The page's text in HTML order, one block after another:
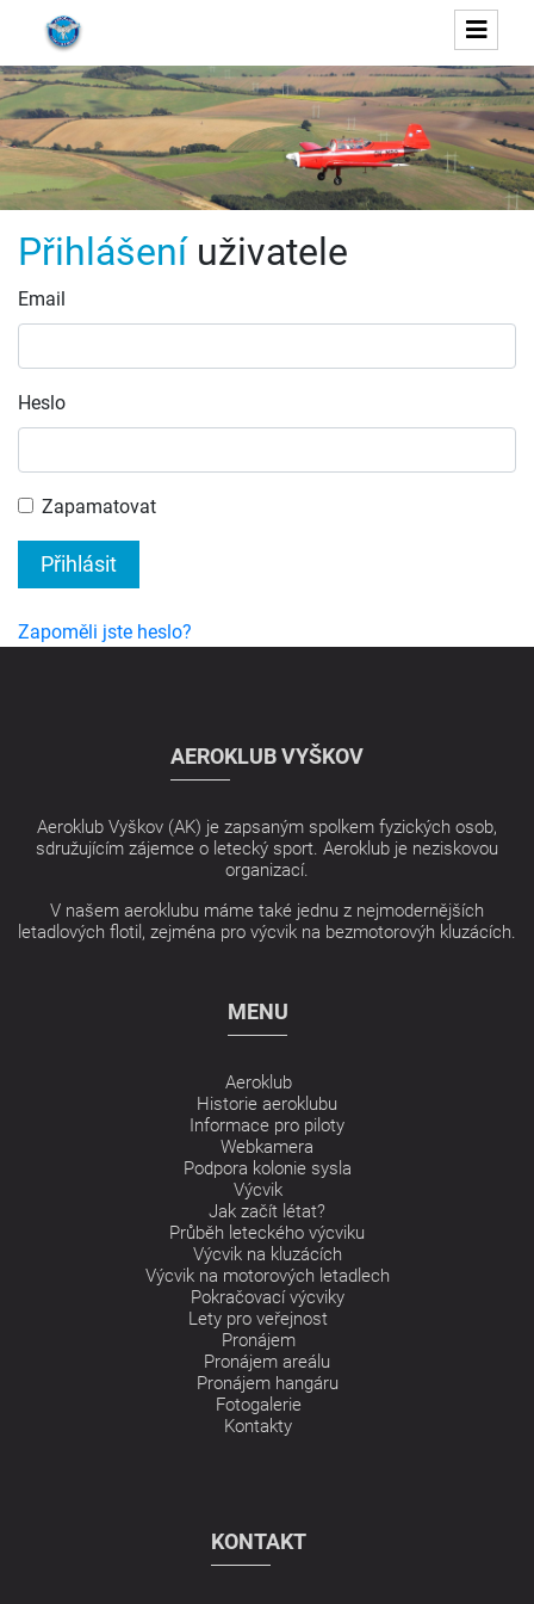
Přihlášeníuživatele
Email
Heslo
Zapamatovat
Přihlásit
Zapoměli jste heslo?
AEROKLUB VYŠKOV
Aeroklub Vyškov (AK) je zapsaným spolkem fyzických osob,
sdružujícím zájemce o letecký sport. Aeroklub je neziskovou
organizací.
V našem aeroklubu máme také jednu z nejmodernějších
letadlových flotil, zejména pro výcvik na bezmotorovýh kluzácích.
MENU
Aeroklub
Historie aeroklubu
Informace pro piloty
Webkamera
Podpora kolonie sysla
Výcvik
Jak začít létat?
Průběh leteckého výcviku
Výcvik na kluzácích
Výcvik na motorových letadlech
Pokračovací výcviky
Lety pro veřejnost
Pronájem
Pronájem areálu
Pronájem hangáru
Fotogalerie
Kontakty
KONTAKT